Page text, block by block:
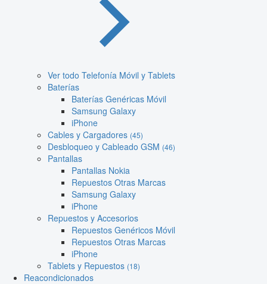
Ver todo Telefonía Móvil y Tablets
Baterías
Baterías Genéricas Móvil
Samsung Galaxy
iPhone
Cables y Cargadores (45)
Desbloqueo y Cableado GSM (46)
Pantallas
Pantallas Nokia
Repuestos Otras Marcas
Samsung Galaxy
iPhone
Repuestos y Accesorios
Repuestos Genéricos Móvil
Repuestos Otras Marcas
iPhone
Tablets y Repuestos (18)
Reacondicionados